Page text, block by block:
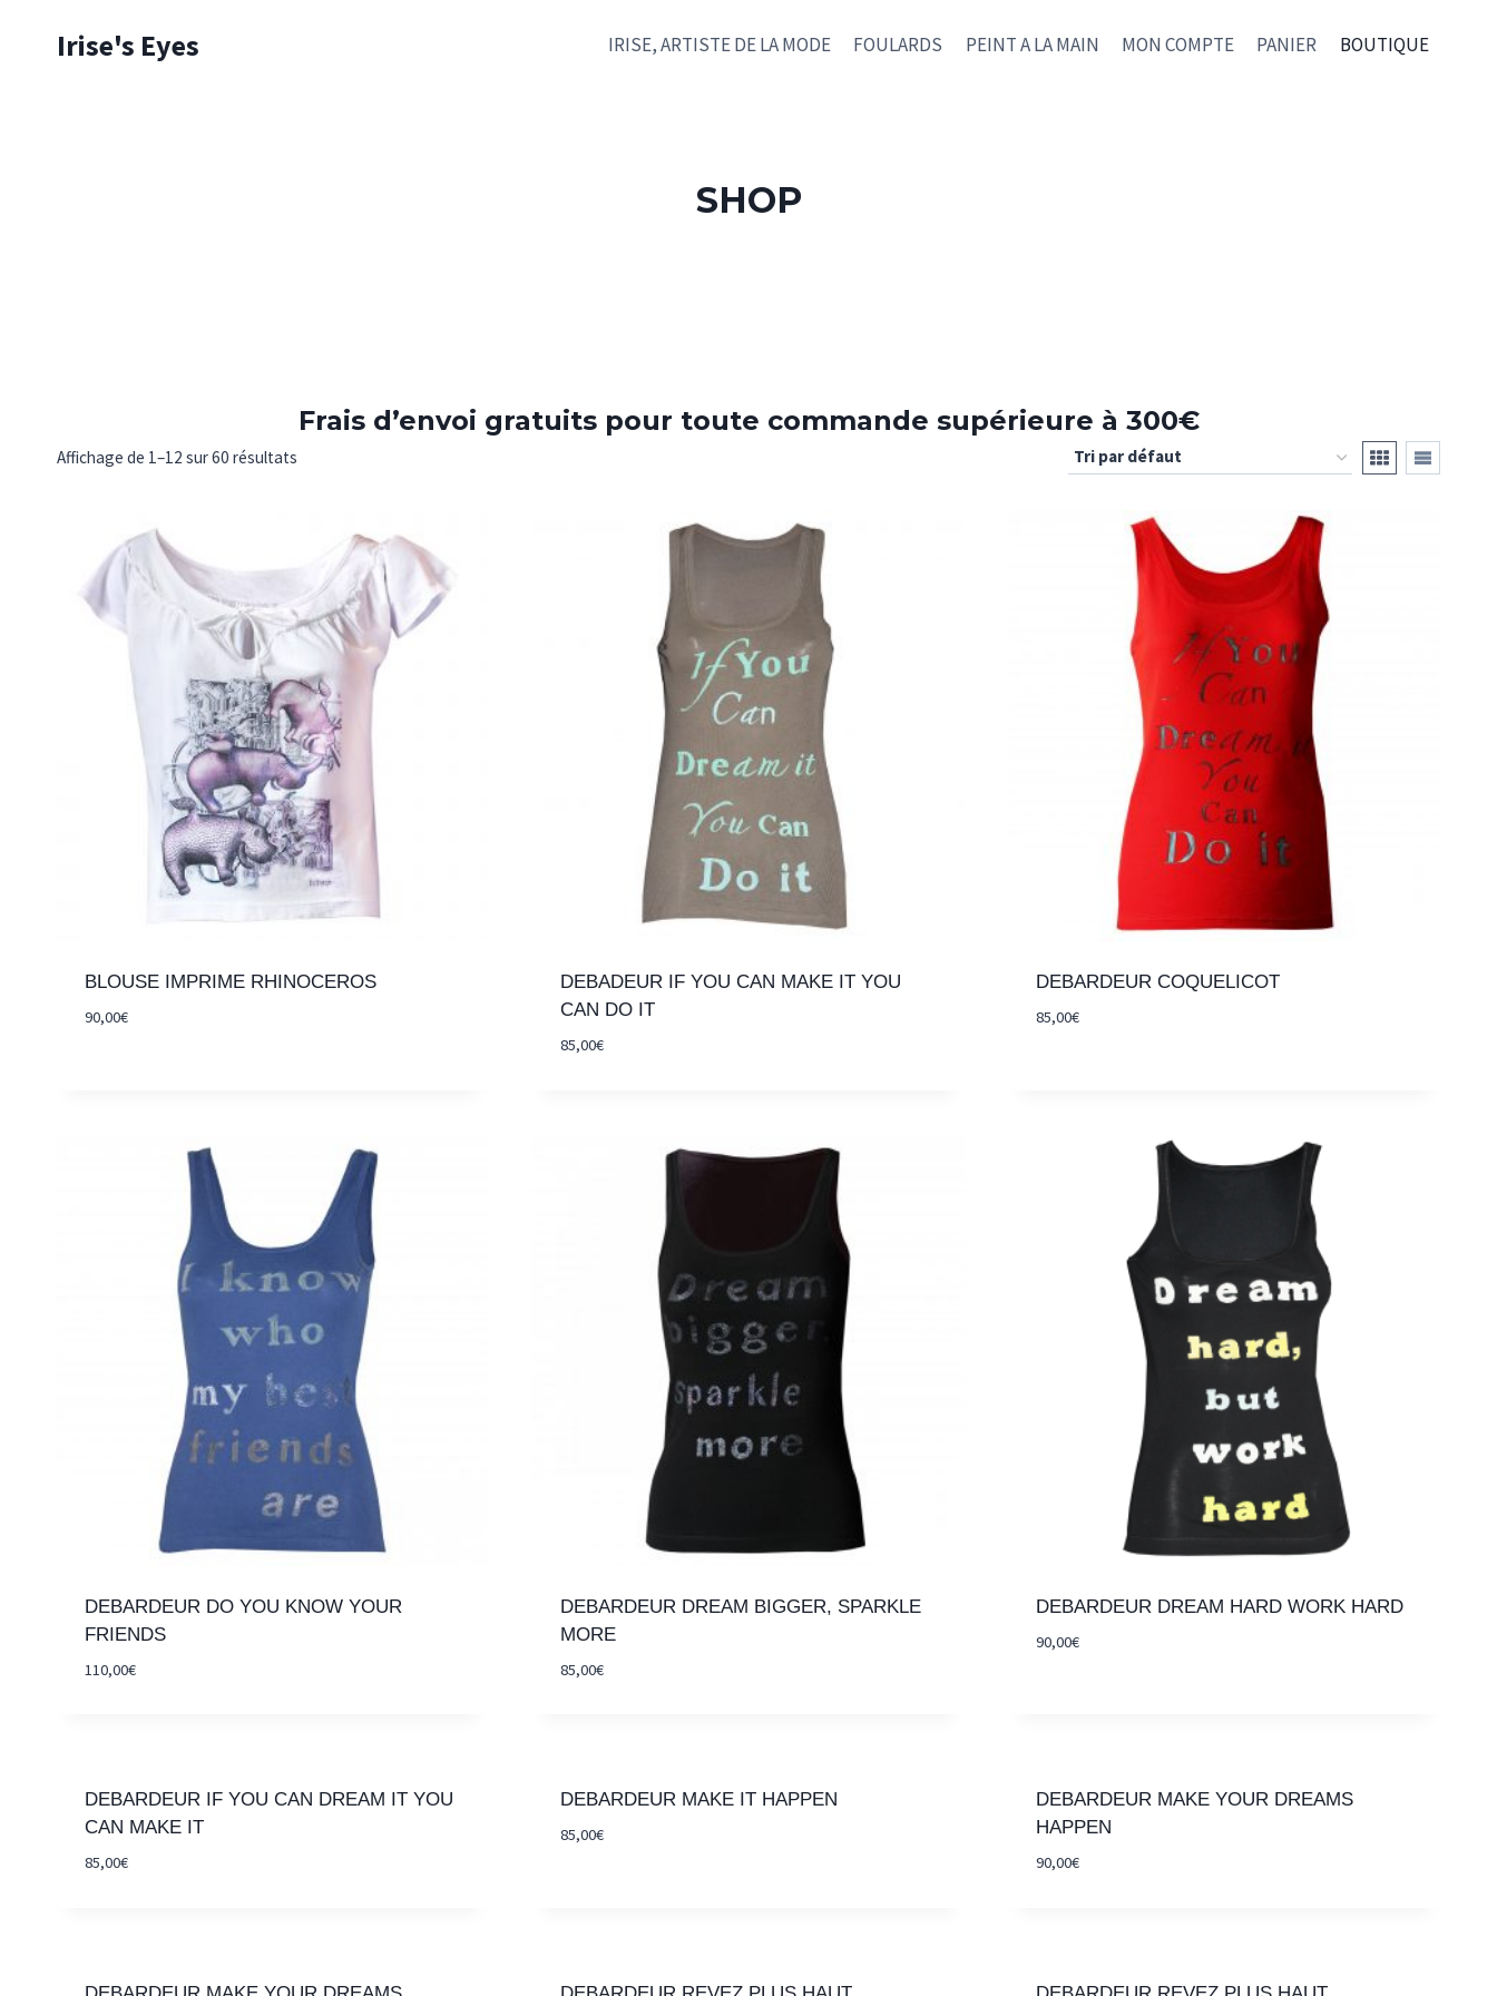
Irise's Eyes IRISE, ARTISTE DE LA MODE FOULARDS PEINT A LA MAIN MON COMPTE PANIER BOUTIQUE
SHOP
Frais d’envoi gratuits pour toute commande supérieure à 300€
Affichage de 1–12 sur 60 résultats
BLOUSE IMPRIME RHINOCEROS
90,00€
DEBADEUR IF YOU CAN MAKE IT YOU
CAN DO IT
85,00€
DEBARDEUR COQUELICOT
85,00€
DEBARDEUR DO YOU KNOW YOUR
FRIENDS
110,00€
DEBARDEUR DREAM BIGGER, SPARKLE
MORE
85,00€
DEBARDEUR DREAM HARD WORK HARD
90,00€
DEBARDEUR IF YOU CAN DREAM IT YOU
CAN MAKE IT
85,00€
DEBARDEUR MAKE IT HAPPEN
85,00€
DEBARDEUR MAKE YOUR DREAMS
HAPPEN
90,00€